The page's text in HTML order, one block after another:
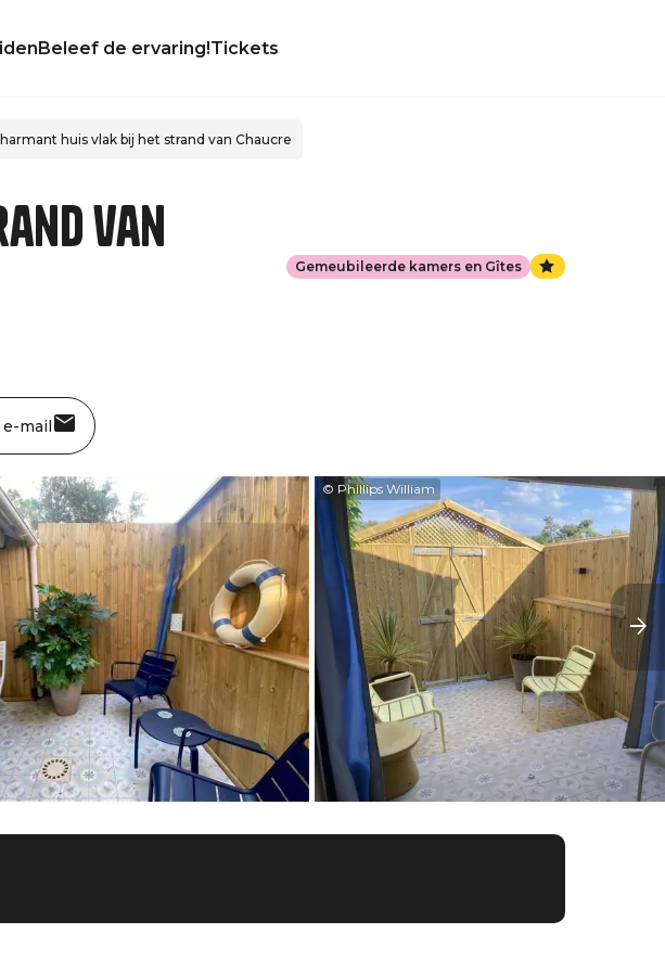
Beleef de ervaring!Tickets
huis vlak bij het strand van Chaucre
van
Gemeubileerde kamers en Gîtes
mail
© Phillips William